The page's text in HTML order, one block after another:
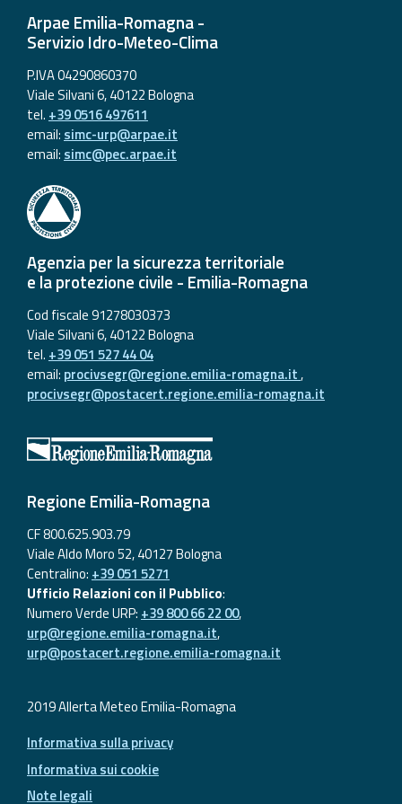
Previsioni e dati
Previsioni meteo e
marine
Dati osservati
Radar meteo
Strumenti
Operativi
Report
Aggiornamenti
utili
Domande
frequenti
Guida per gli
sviluppatori
Il progetto
Meteo
Romagna
Arpae Emilia-Romagna -
Servizio Idro-Meteo-Clima
P.IVA 04290860370
Viale Silvani 6, 40122 Bologna
tel. +39 0516 497611
email: simc-urp@arpae.it
email: simc@pec.arpae.it
Agenzia per la sicurezza territoriale
e la protezione civile - Emilia-Romagna
Cod fiscale 91278030373
Viale Silvani 6, 40122 Bologna
tel. +39 051 527 44 04
email: procivsegr@regione.emilia-romagna.it,
procivsegr@postacert.regione.emilia-romagna.it
Regione Emilia-Romagna
CF 800.625.903.79
Viale Aldo Moro 52, 40127 Bologna
Centralino: +39 051 5271
Ufficio Relazioni con il Pubblico:
Numero Verde URP: +39 800 66 22 00,
urp@regione.emilia-romagna.it,
urp@postacert.regione.emilia-romagna.it
2019 Allerta Meteo Emilia-Romagna
Informativa sulla privacy
Informativa sui cookie
Note legali